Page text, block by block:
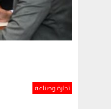
تجارة وصناعة